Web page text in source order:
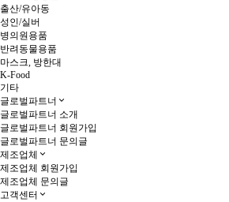
출산/유아동
성인/실버
병의원용품
반려동물용품
마스크, 방한대
K-Food
기타
글로벌파트너
글로벌파트너 소개
글로벌파트너 회원가입
글로벌파트너 문의글
제조업체
제조업체 회원가입
제조업체 문의글
고객센터